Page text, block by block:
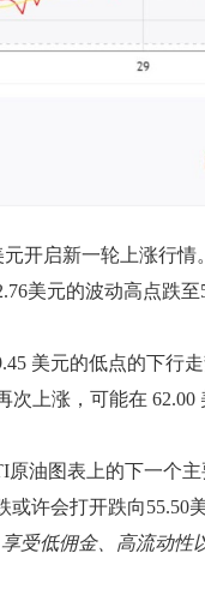
开启新一轮上涨行情
美元的波动高点跌
美元的低点的下行
上涨，可能在
油图表上的下一个
许会打开跌向55.50
受低佣金、高流动性